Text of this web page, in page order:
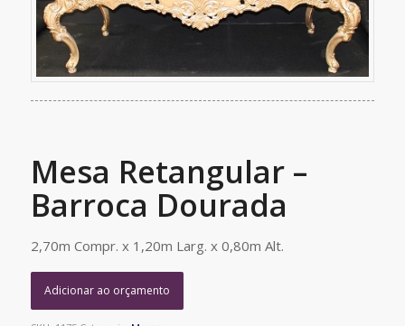
Mesa Retangular –
Barroca Dourada
2,70m Compr. x 1,20m Larg. x 0,80m Alt.
Adicionar ao orçamento